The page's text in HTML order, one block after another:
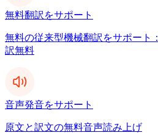
無料翻訳をサポート
無料の従来型機械翻訳をサポート
訳無料
音声発音をサポート
原文と訳文の無料音声読み上げ